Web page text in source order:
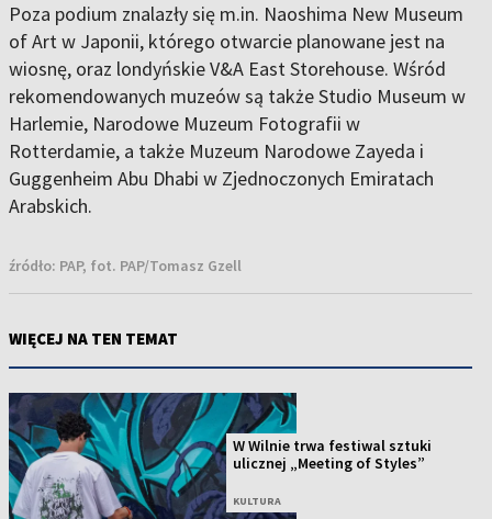
Poza podium znalazły się m.in. Naoshima New Museum
of Art w Japonii, którego otwarcie planowane jest na
wiosnę, oraz londyńskie V&A East Storehouse. Wśród
rekomendowanych muzeów są także Studio Museum w
Harlemie, Narodowe Muzeum Fotografii w
Rotterdamie, a także Muzeum Narodowe Zayeda i
Guggenheim Abu Dhabi w Zjednoczonych Emiratach
Arabskich.
źródło: PAP, fot. PAP/Tomasz Gzell
WIĘCEJ NA TEN TEMAT
W Wilnie trwa festiwal sztuki
ulicznej „Meeting of Styles”
KULTURA